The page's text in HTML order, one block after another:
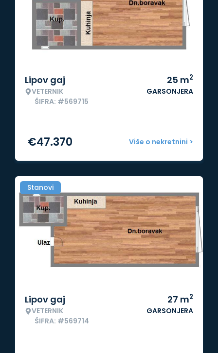
Lipov gaj
VETERNIK
ŠIFRA: #569715
25 m2
GARSONJERA
Više o nekretnini >
€47.370
Stanovi
Lipov gaj
VETERNIK
ŠIFRA: #569714
27 m2
GARSONJERA